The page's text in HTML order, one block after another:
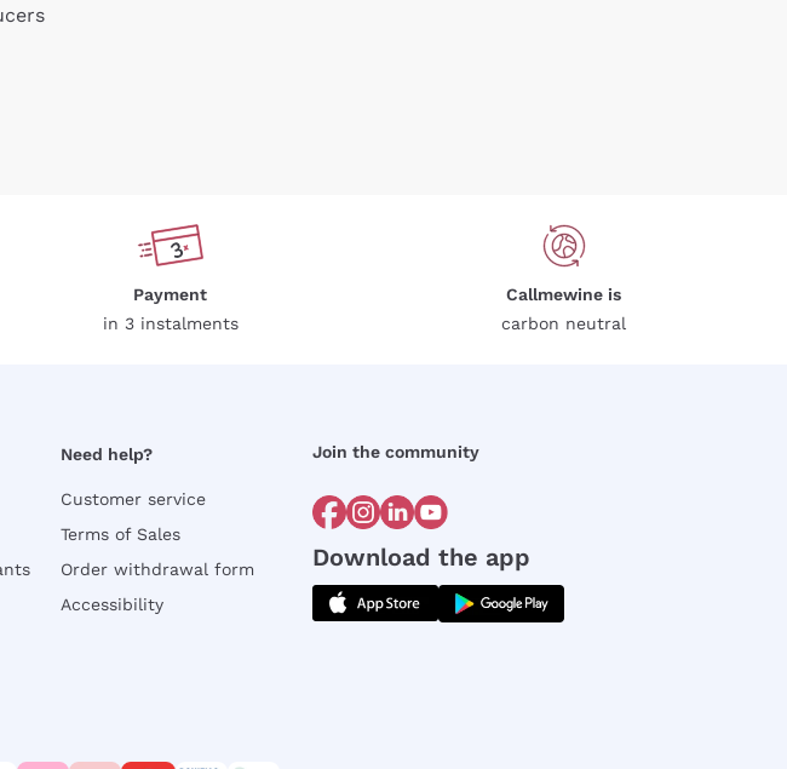
Payment
in 3 instalments
Callmewine is
carbon neutral
Need help?
Customer service
Terms of Sales
Order withdrawal form
Accessibility
Join the community
Download the app